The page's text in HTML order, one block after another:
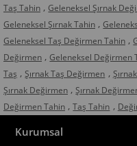
Taş Tahin , Geleneksel Şırnak
Geleneksel Şırnak Tahin ,
Geleneksel Taş Değirmen Tahin ,
Değirmen , Geleneksel Değirmen
Taş , Şırnak Taş Değirmen ,
Şırnak Değirmen , Şırnak
Değirmen Tahin , Taş Tahin ,
Kurumsal